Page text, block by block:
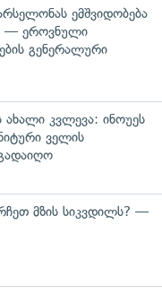
ემშვიდობება
— ეროვნული
გენერალური
კვლევა: ინოუეს
ველის
მზის სიკვდილს? —